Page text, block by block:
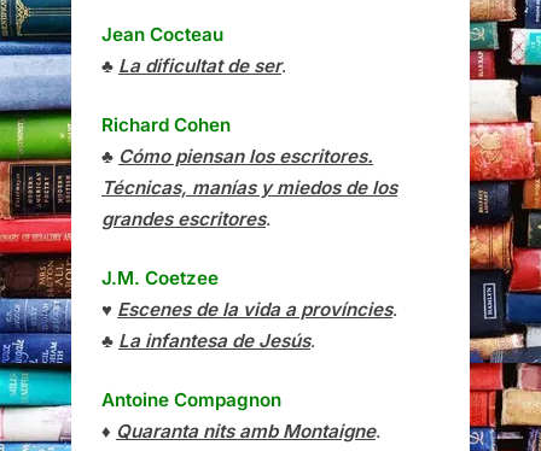
Jean Cocteau
♣ La dificultat de ser.
Richard Cohen
♣ Cómo piensan los escritores.
Técnicas, manías y miedos de los
grandes escritores.
J.M. Coetzee
♥ Escenes de la vida a províncies.
♣ La infantesa de Jesús.
Antoine Compagnon
♦ Quaranta nits amb Montaigne.